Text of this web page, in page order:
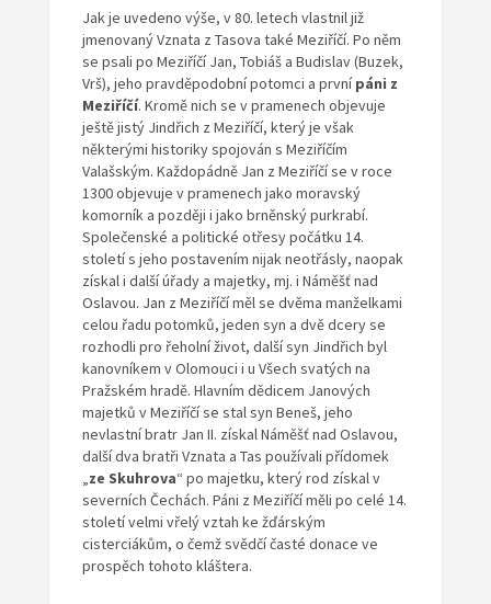
Jak je uvedeno výše, v 80. letech vlastnil již
jmenovaný Vznata z Tasova také Meziříčí. Po něm
se psali po Meziříčí Jan, Tobiáš a Budislav (Buzek,
Vrš), jeho pravděpodobní potomci a prvnípáni z
Meziříčí. Kromě nich se v pramenech objevuje
ještě jistý Jindřich z Meziříčí, který je však
některými historiky spojován s Meziříčím
Valašským. Každopádně Jan z Meziříčí se v roce
1300 objevuje v pramenech jako moravský
komorník a později i jako brněnský purkrabí.
Společenské a politické otřesy počátku 14.
století s jeho postavením nijak neotřásly, naopak
získal i další úřady a majetky, mj. i Náměšť nad
Oslavou. Jan z Meziříčí měl se dvěma manželkami
celou řadu potomků, jeden syn a dvě dcery se
rozhodli pro řeholní život, další syn Jindřich byl
kanovníkem v Olomouci i u Všech svatých na
Pražském hradě. Hlavním dědicem Janových
majetků v Meziříčí se stal syn Beneš, jeho
nevlastní bratr Jan II. získal Náměšť nad Oslavou,
další dva bratři Vznata a Tas používali přídomek
„ze Skuhrova“ po majetku, který rod získal v
severních Čechách. Páni z Meziříčí měli po celé 14.
století velmi vřelý vztah ke žďárským
cisterciákům, o čemž svědčí časté donace ve
prospěch tohoto kláštera.